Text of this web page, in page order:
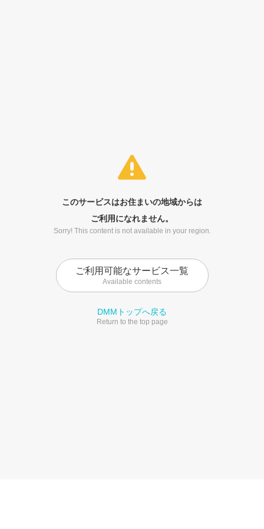
このサービスはお住まいの地域からは
ご利用になれません。
Sorry! This content is not available in your region.
ご利用可能なサービス一覧
Available contents
DMMトップへ戻る
Return to the top page